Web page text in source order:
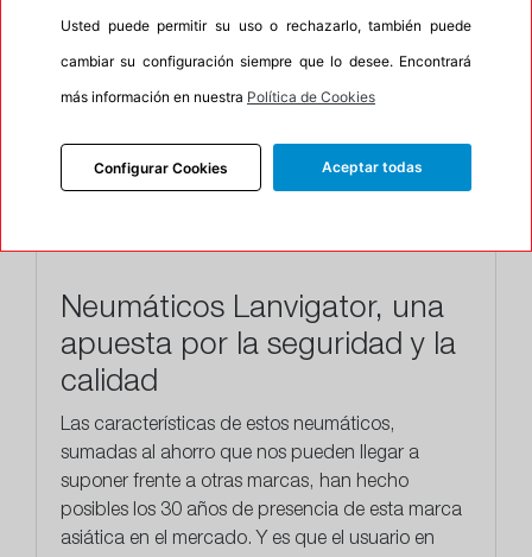
INFORMACIÓN
DESCRIPCIÓN
Neumáticos Lanvigator, una
apuesta por la seguridad y la
calidad
Las características de estos neumáticos,
sumadas al ahorro que nos pueden llegar a
suponer frente a otras marcas, han hecho
posibles los 30 años de presencia de esta marca
asiática en el mercado. Y es que el usuario en
Usted puede permitir su uso o rechazarlo, también puede
cambiar su configuración siempre que lo desee. Encontrará
más información en nuestra Política de Cookies
Configurar Cookies Aceptar todas